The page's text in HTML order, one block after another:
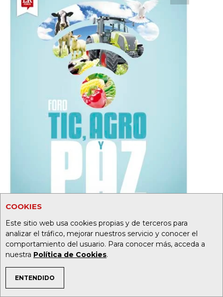
COOKIES
Este sitio web usa cookies propias y de terceros para
analizar el tráfico, mejorar nuestros servicio y conocer el
comportamiento del usuario. Para conocer más, acceda a
nuestra Política de Cookies.
ENTENDIDO
TEMAS DE INTERÉS
19 32